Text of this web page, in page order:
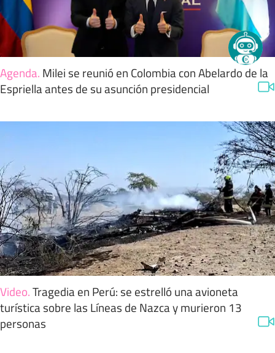
Agenda. Milei se reunió en Colombia con Abelardo de la
Espriella antes de su asunción presidencial
Video.Tragedia en Perú: se estrelló una avioneta
turística sobre las Líneas de Nazca y murieron 13
personas